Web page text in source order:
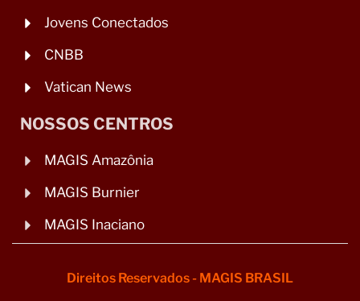
Jovens Conectados
CNBB
Vatican News
NOSSOS CENTROS
MAGIS Amazônia
MAGIS Burnier
MAGIS Inaciano
Direitos Reservados - MAGIS BRASIL